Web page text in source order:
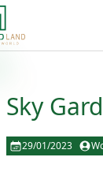
Sky
29/01/2023